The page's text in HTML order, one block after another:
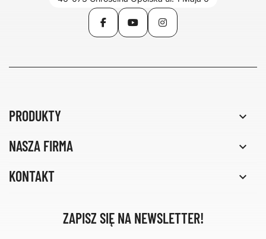
FacebookYouTubeInstagram
PRODUKTY 
NASZA FIRMA 
KONTAKT 
ZAPISZ SIĘ NA NEWSLETTER!